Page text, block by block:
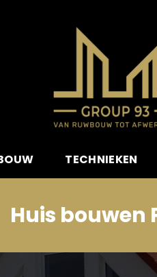
TECHNIEKEN
Huis bouwen